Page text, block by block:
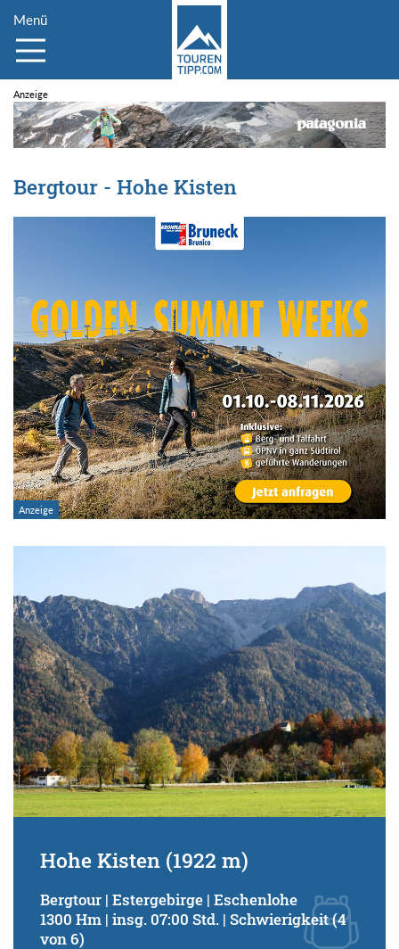
Menü
Bergtour - Hohe Kisten
Hohe Kisten (1922 m)
Bergtour | Estergebirge | Eschenlohe
1300 Hm | insg. 07:00 Std. | Schwierigkeit (4
von 6)